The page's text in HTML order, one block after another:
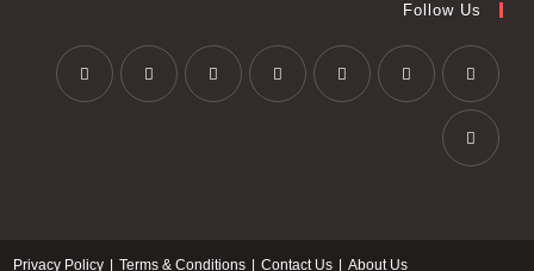
Follow Us
About Us
Contact Us
Terms & Conditions
Privacy Policy